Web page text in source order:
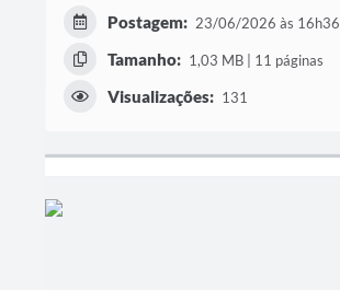
Postagem: 23/06/2026 às 16h36
Tamanho: 1,03 MB | 11 páginas
Visualizações: 131